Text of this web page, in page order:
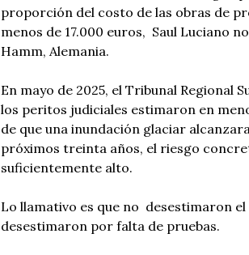
proporción del costo de las obras de
menos de 17.000 euros, Saul Luciano
Hamm, Alemania.
En mayo de 2025, el Tribunal Regional
los peritos judiciales estimaron en
de que una inundación glaciar
próximos treinta años, el riesgo
suficientemente alto.
Lo llamativo es que no desestimaron
desestimaron por falta de pruebas.